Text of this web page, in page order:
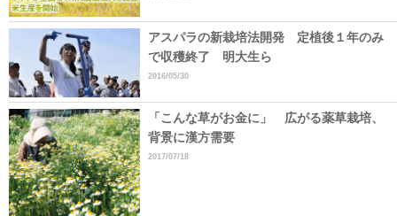
アスパラの新栽培法開発 定植後１年のみ
で収穫終了 明大生ら
2016/05/30
「こんな草がお金に」 広がる薬草栽培、
背景に漢方需要
2017/07/18